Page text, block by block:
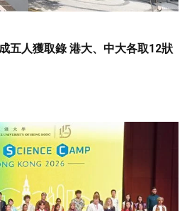
五人獲取錄 港大、中大各取12狀